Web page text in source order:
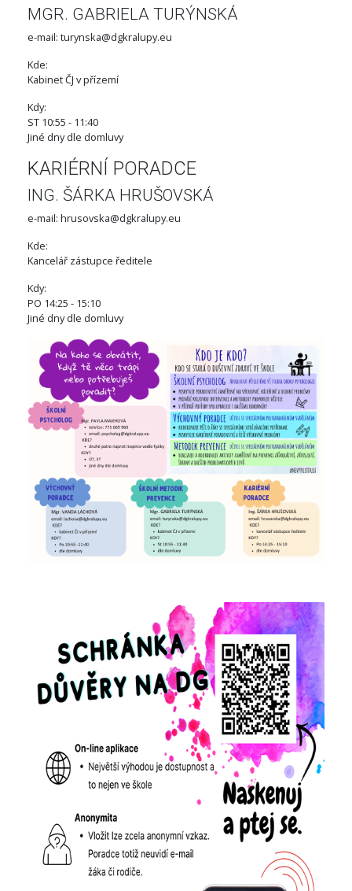
MGR. GABRIELA TURÝNSKÁ
e-mail: turynska@dgkralupy.eu
Kde:
Kabinet ČJ v přízemí
Kdy:
ST 10:55 - 11:40
Jiné dny dle domluvy
KARIÉRNÍ PORADCE
ING. ŠÁRKA HRUŠOVSKÁ
e-mail: hrusovska@dgkralupy.eu
Kde:
Kancelář zástupce ředitele
Kdy:
PO 14:25 - 15:10
Jiné dny dle domluvy